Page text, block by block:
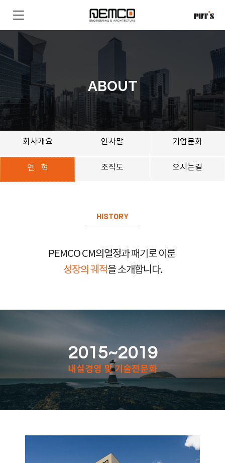
ABOUT
회사개요 인사말 기업문화
연 혁 조직도 오시는길
HISTORY
PEMCO CM의열정과 패기로 이룬
성장의 궤적을 소개합니다.
2015~2019
내실경영 및 기술전문화